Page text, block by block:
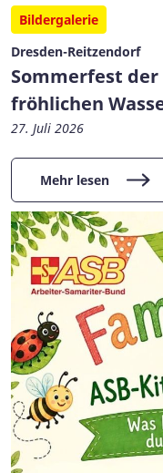
Bildergalerie
Dresden-Reitzendorf
Sommerfest
fröhlichen
27. Juli 2026
Mehr lesen